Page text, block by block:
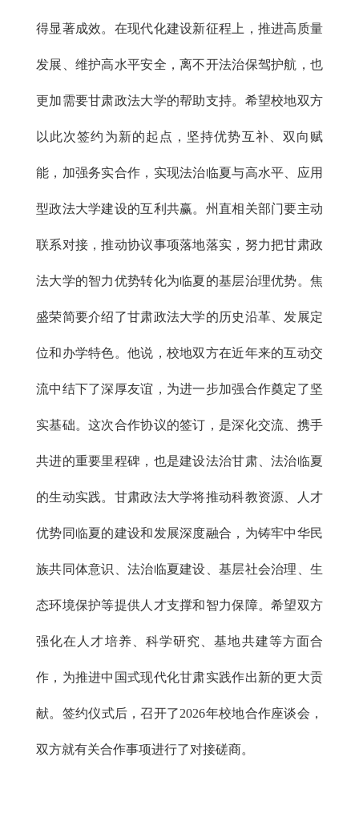
得显著成效。在现代化建设新征程上，推进高质量
发展、维护高水平安全，离不开法治保驾护航，也
更加需要甘肃政法大学的帮助支持。希望校地双方
以此次签约为新的起点，坚持优势互补、双向赋
能，加强务实合作，实现法治临夏与高水平、应用
型政法大学建设的互利共赢。州直相关部门要主动
联系对接，推动协议事项落地落实，努力把甘肃政
法大学的智力优势转化为临夏的基层治理优势。焦
盛荣简要介绍了甘肃政法大学的历史沿革、发展定
位和办学特色。他说，校地双方在近年来的互动交
流中结下了深厚友谊，为进一步加强合作奠定了坚
实基础。这次合作协议的签订，是深化交流、携手
共进的重要里程碑，也是建设法治甘肃、法治临夏
的生动实践。甘肃政法大学将推动科教资源、人才
优势同临夏的建设和发展深度融合，为铸牢中华民
族共同体意识、法治临夏建设、基层社会治理、生
态环境保护等提供人才支撑和智力保障。希望双方
强化在人才培养、科学研究、基地共建等方面合
作，为推进中国式现代化甘肃实践作出新的更大贡
献。签约仪式后，召开了2026年校地合作座谈会，
双方就有关合作事项进行了对接磋商。